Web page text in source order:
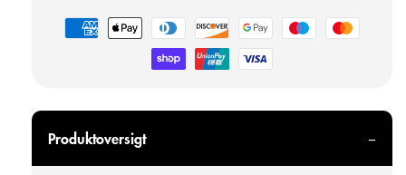
Betalingsmetoder
Produktoversigt